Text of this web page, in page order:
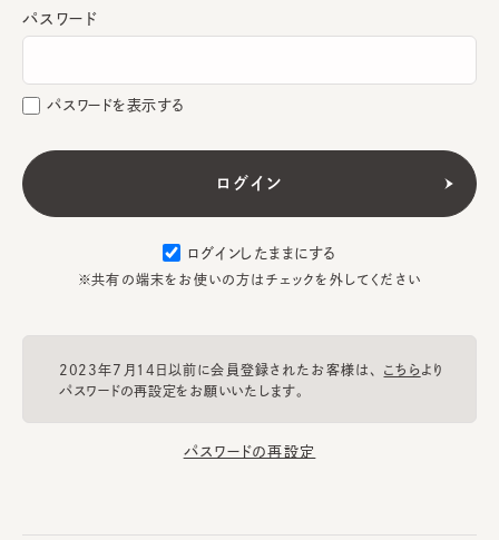
パスワード
パスワードを表示する
ログインしたままにする
※共有の端末をお使いの方はチェックを外してください
2023年7月14日以前に会員登録されたお客様は、 こちらより
パスワードの再設定をお願いいたします。
パスワードの再設定